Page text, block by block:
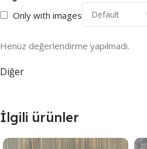
Only with images
Henüz değerlendirme yapılmadı.
Diğer
İlgili ürünler